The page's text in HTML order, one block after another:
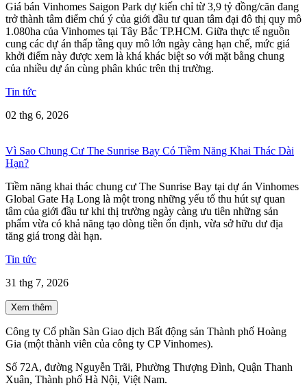
Giá bán Vinhomes Saigon Park dự kiến chỉ từ 3,9 tỷ đồng/căn đang
trở thành tâm điểm chú ý của giới đầu tư quan tâm đại đô thị quy mô
1.080ha của Vinhomes tại Tây Bắc TP.HCM. Giữa thực tế nguồn
cung các dự án thấp tầng quy mô lớn ngày càng hạn chế, mức giá
khởi điểm này được xem là khá khác biệt so với mặt bằng chung
của nhiều dự án cùng phân khúc trên thị trường.
Tin tức
02 thg 6, 2026
Vì Sao Chung Cư The Sunrise Bay Có Tiềm Năng Khai Thác Dài
Hạn?
Tiềm năng khai thác chung cư The Sunrise Bay tại dự án Vinhomes
Global Gate Hạ Long là một trong những yếu tố thu hút sự quan
tâm của giới đầu tư khi thị trường ngày càng ưu tiên những sản
phẩm vừa có khả năng tạo dòng tiền ổn định, vừa sở hữu dư địa
tăng giá trong dài hạn.
Tin tức
31 thg 7, 2026
Xem thêm
Công ty Cổ phần Sàn Giao dịch Bất động sản Thành phố Hoàng
Gia (một thành viên của công ty CP Vinhomes).
Số 72A, đường Nguyễn Trãi, Phường Thượng Đình, Quận Thanh
Xuân, Thành phố Hà Nội, Việt Nam.